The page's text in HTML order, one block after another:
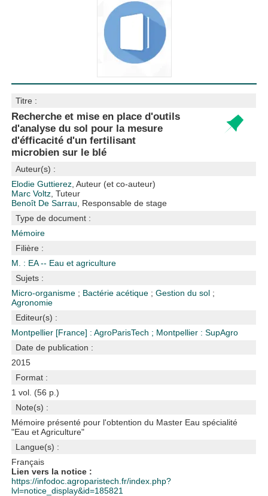
Titre :
Recherche et mise en place d'outils
d'analyse du sol pour la mesure
d'éfficacité d'un fertilisant
microbien sur le blé
Auteur(s) :
Elodie Guttierez , Auteur (et co-auteur)
Marc Voltz , Tuteur
Benoît De Sarrau , Responsable de stage
Type de document :
Mémoire
Filière :
M. : EA -- Eau et agriculture
Sujets :
Micro-organisme ; Bactérie acétique ;Gestion du sol ;
Agronomie
Editeur(s) :
Montpellier [France] : AgroParisTech ; Montpellier : SupAgro
Date de publication :
2015
Format :
1 vol. (56 p.)
Note(s) :
Mémoire présenté pour l'obtention du Master Eau spécialité
"Eau et Agriculture"
Langue(s) :
Français
Lien vers la notice :
https://infodoc.agroparistech.fr/index.php?
lvl=notice_display&id=185821